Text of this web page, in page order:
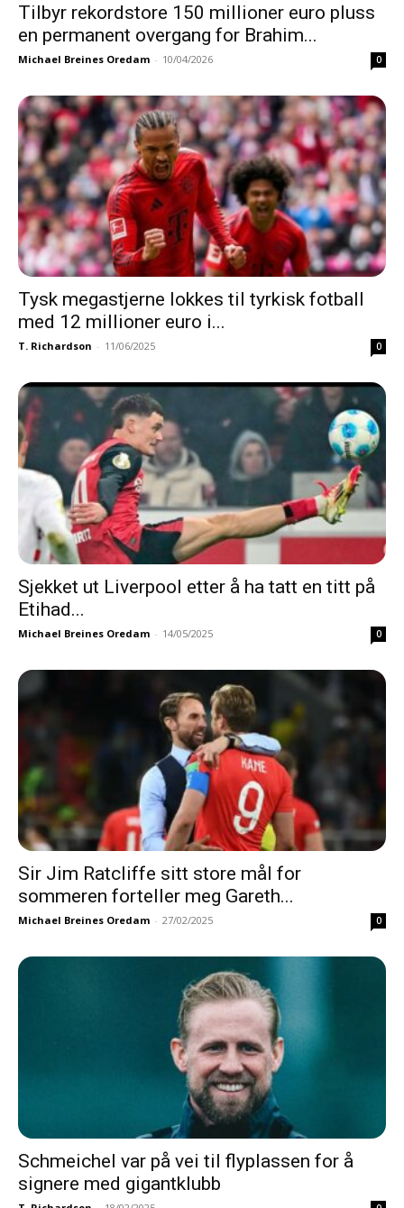
Tilbyr rekordstore 150 millioner euro pluss
en permanent overgang for Brahim...
Michael Breines Oredam - 10/04/2026 0
Tysk megastjerne lokkes til tyrkisk fotball
med 12 millioner euro i...
T. Richardson - 11/06/2025 0
Sjekket ut Liverpool etter å ha tatt en titt på
Etihad...
Michael Breines Oredam - 14/05/2025 0
Sir Jim Ratcliffe sitt store mål for
sommeren forteller meg Gareth...
Michael Breines Oredam - 27/02/2025 0
Schmeichel var på vei til flyplassen for å
signere med gigantklubb